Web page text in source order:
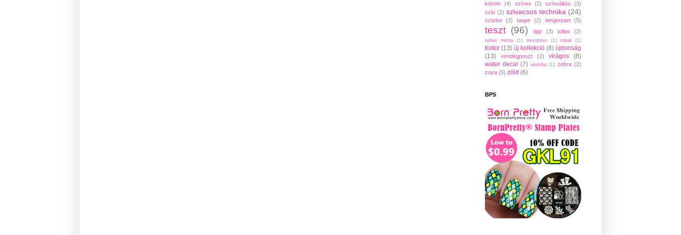
köröm (4) színes (2) színváltós
(3)
szív (2) szivacsos technika (24)
szürke (2) taupe (2) tengerpart (5)
teszt (96) tipp (3) tollas (2)
tollas minta (1) trendster (1) tribal (1)
türkiz (13) új kollekció (8) újdonság
(13)
vendégposzt (2) virágos
(8)
water decal (7) wishlist (1) zebra (2)
zoya (5) zöld (6)
BPS